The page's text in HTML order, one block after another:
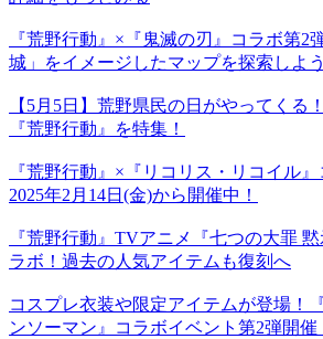
『荒野行動』×『鬼滅の刃』コラボ第2
城」をイメージしたマップを探索しよう
【5月5日】荒野県民の日がやってくる
『荒野行動』を特集！
『荒野行動』×『リコリス・リコイル
2025年2月14日(金)から開催中！
『荒野行動』TVアニメ『七つの大罪
ラボ！過去の人気アイテムも復刻へ
コスプレ衣装や限定アイテムが登場！
ンソーマン』コラボイベント第2弾開催